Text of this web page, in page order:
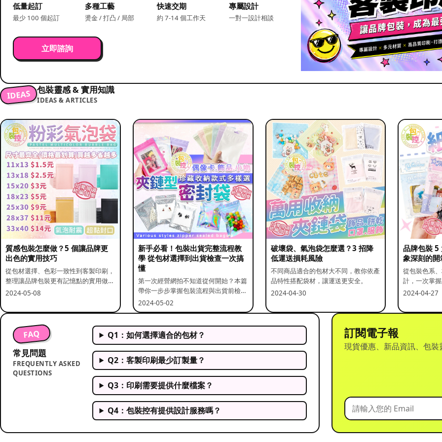
低量起訂
最少 100 個起訂
多種工藝
燙金 / 打凸 / 局部
快速交期
約 7-14 個工作天
專屬設計
一對一設計相談
立即諮詢
IDEAS 包裝靈感 & 實用知識
IDEAS & ARTICLES
質感包裝怎麼做？5 個讓品牌更
出色的實用技巧
從包材選擇、色彩一致性到客製印刷，
整理讓品牌包裝更有記憶點的實用做
法。
2024-05-08
新手必看！包裝出貨完整流程教
學 從包材選擇到出貨檢查一次搞
懂
第一次經營網拍不知道從何開始？本篇
帶你一步步掌握包裝流程與出貨前檢查
重點。
2024-05-02
破壞袋、氣泡袋怎麼選？3 招降
低運送損耗風險
不同商品適合的包材大不同，教你依產
品特性搭配袋材，讓運送更安全。
2024-04-30
品牌包裝 5
象深刻的
從包裝色系
計，一次掌
2024-04-27
FAQ
常見問題
FREQUENTLY ASKED
QUESTIONS
Q1：如何選擇適合的包材？
Q2：客製印刷最少訂製量？
Q3：印刷需要提供什麼檔案？
Q4：包裝控有提供設計服務嗎？
訂閱電子報
現貨優惠、新品資訊、包裝